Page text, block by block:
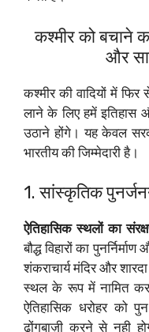
कश्मीर को बचाने
और
कश्मीर की वादियों में
लाने के लिए हमें
उठाने होंगे। यह केवल
भारतीय की जिम्मेदारी है।
1. सांस्कृतिक
ऐतिहासिक स्थलों का
बौद्ध विहारों का
शंकराचार्य मंदिर और
स्थल के रूप में नामित
ऐतिहासिक धरोहर को
ढोंगबाज़ी करने से नही